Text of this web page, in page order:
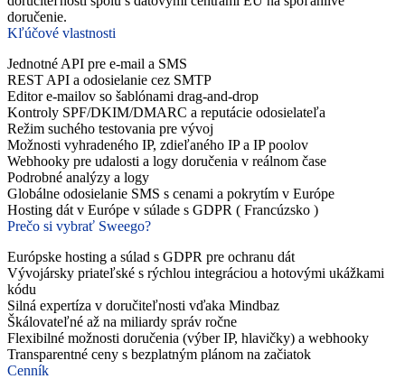
doručenie.
Kľúčové vlastnosti
Jednotné API pre e-mail a SMS
REST API a odosielanie cez SMTP
Editor e-mailov so šablónami drag-and-drop
Kontroly SPF/DKIM/DMARC a reputácie odosielateľa
Režim suchého testovania pre vývoj
Možnosti vyhradeného IP, zdieľaného IP a IP poolov
Webhooky pre udalosti a logy doručenia v reálnom čase
Podrobné analýzy a logy
Globálne odosielanie SMS s cenami a pokrytím v Európe
Hosting dát v Európe v súlade s GDPR ( Francúzsko )
Prečo si vybrať Sweego?
Európske hosting a súlad s GDPR pre ochranu dát
Vývojársky priateľské s rýchlou integráciou a hotovými ukážkami
kódu
Silná expertíza v doručiteľnosti vďaka Mindbaz
Škálovateľné až na miliardy správ ročne
Flexibilné možnosti doručenia (výber IP, hlavičky) a webhooky
Transparentné ceny s bezplatným plánom na začiatok
Cenník